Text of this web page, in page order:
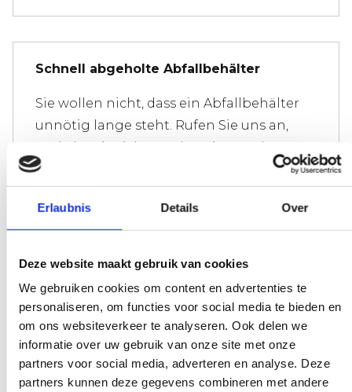
Erlaubnis Details Over
Deze website maakt gebruik van cookies
We gebruiken cookies om content en advertenties te
personaliseren, om functies voor social media te bieden en
om ons websiteverkeer te analyseren. Ook delen we
informatie over uw gebruik van onze site met onze
partners voor social media, adverteren en analyse. Deze
partners kunnen deze gegevens combineren met andere
Schnell abgeholte Abfallbehälter
Sie wollen nicht, dass ein Abfallbehälter
unnötig lange steht. Rufen Sie uns an,
und ehe Sie sich versehen, ist er schon
abgeholt; versuchen Sie das mal bei
unseren Konkurrenten.
Wir machen es uns nicht schwer
Es gibt eine Gewichtsgrenze für Ihren
Abfall. Überall wird Ihnen sofort die
Rechnung präsentiert. Machen Sie sich
nicht zu sehr verrückt, keine Sorge.